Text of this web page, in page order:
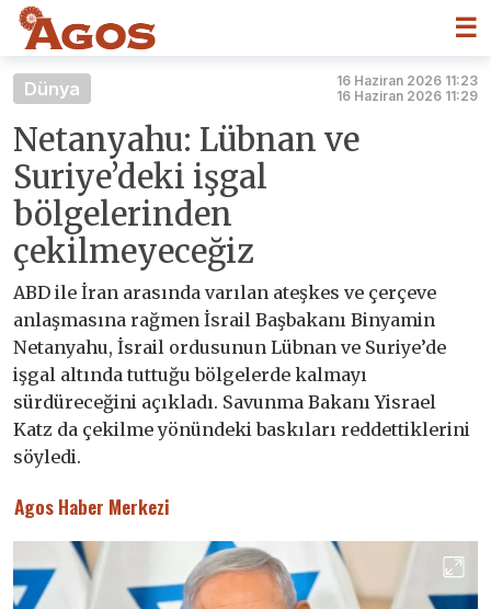
☰
Dünya
16 Haziran 2026 11:23
16 Haziran 2026 11:29
Netanyahu: Lübnan ve
Suriye’deki işgal
bölgelerinden
çekilmeyeceğiz
ABD ile İran arasında varılan ateşkes ve çerçeve
anlaşmasına rağmen İsrail Başbakanı Binyamin
Netanyahu, İsrail ordusunun Lübnan ve Suriye’de
işgal altında tuttuğu bölgelerde kalmayı
sürdüreceğini açıkladı. Savunma Bakanı Yisrael
Katz da çekilme yönündeki baskıları reddettiklerini
söyledi.
Agos Haber Merkezi